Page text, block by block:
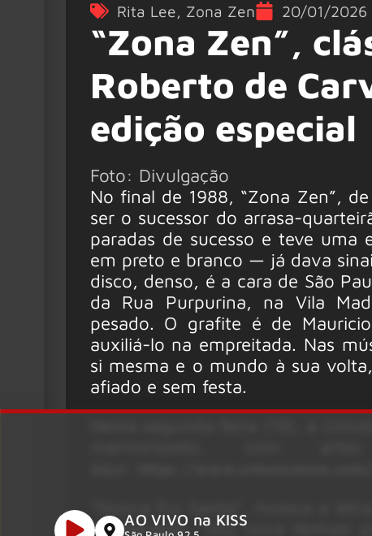
Rita Lee, Zona Zen 20/01/2026
“Zona Zen”,
Roberto de
edição especial
Foto: Divulgação
No final de 1988, “Zona Zen”,
ser o sucessor do arrasa-
paradas de sucesso e teve
em preto e branco — já dava
disco, denso, é a cara de São
da Rua Purpurina, na Vila
pesado. O grafite é de
auxiliá-lo na empreitada. Nas
si mesma e o mundo à sua
afiado e sem festa.
autoterapia. “Sou nova demais
AO VIVO na KISS